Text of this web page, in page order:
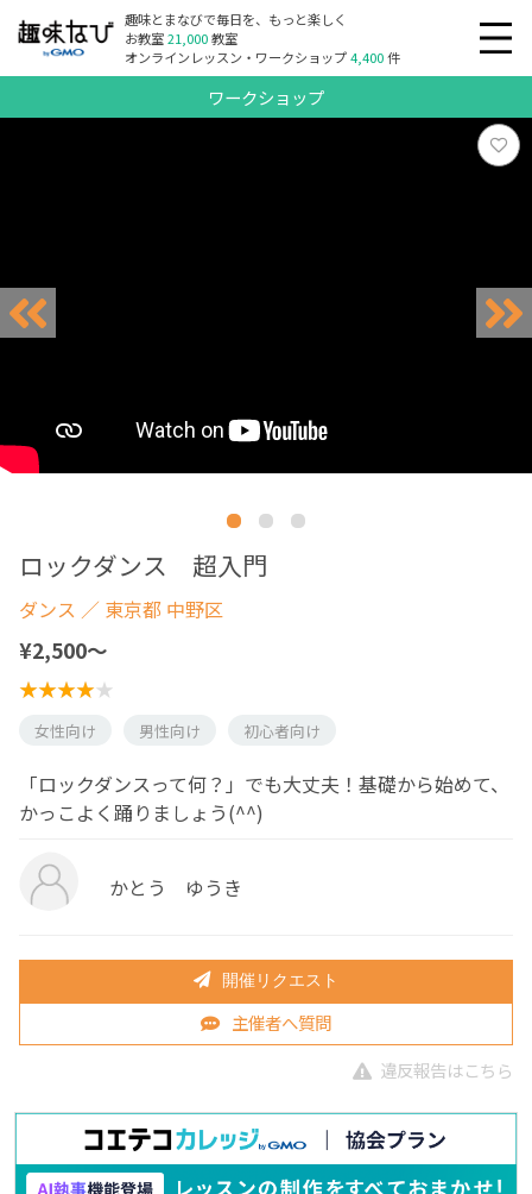
趣味とまなびで毎日を、もっと楽しく
お教室21,000教室
オンラインレッスン・ワークショップ4,400件
ワークショップ
ロックダンス 超入門
ダンス ／ 東京都 中野区
¥2,500〜
女性向け 男性向け 初心者向け
「ロックダンスって何？」でも大丈夫！基礎から始めて、
かっこよく踊りましょう(^^)
かとう ゆうき
開催リクエスト
主催者へ質問
違反報告はこちら